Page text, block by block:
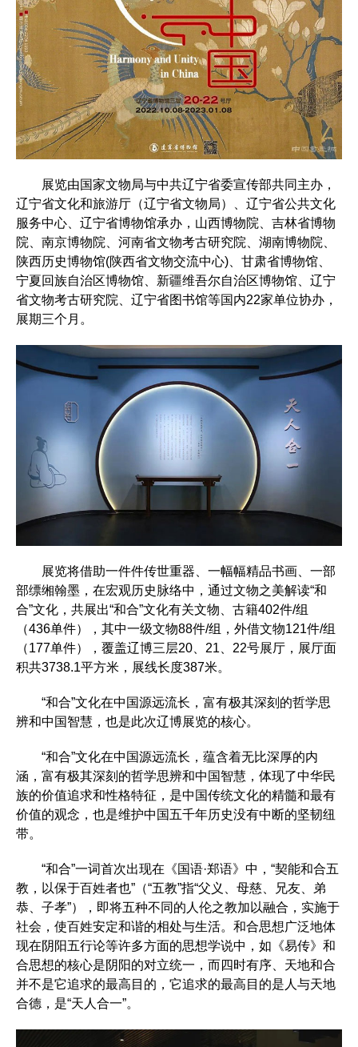
展览由国家文物局与中共辽宁省委宣传部共同主办，
辽宁省文化和旅游厅（辽宁省文物局）、辽宁省公共文化
服务中心、辽宁省博物馆承办，山西博物院、吉林省博物
院、南京博物院、河南省文物考古研究院、湖南博物院、
陕西历史博物馆(陕西省文物交流中心)、甘肃省博物馆、
宁夏回族自治区博物馆、新疆维吾尔自治区博物馆、辽宁
省文物考古研究院、辽宁省图书馆等国内22家单位协办，
展期三个月。
展览将借助一件件传世重器、一幅幅精品书画、一部
部缥缃翰墨，在宏观历史脉络中，通过文物之美解读“和
合”文化，共展出“和合”文化有关文物、古籍402件/组
（436单件），其中一级文物88件/组，外借文物121件/组
（177单件），覆盖辽博三层20、21、22号展厅，展厅面
积共3738.1平方米，展线长度387米。
“和合”文化在中国源远流长，富有极其深刻的哲学思
辨和中国智慧，也是此次辽博展览的核心。
“和合”文化在中国源远流长，蕴含着无比深厚的内
涵，富有极其深刻的哲学思辨和中国智慧，体现了中华民
族的价值追求和性格特征，是中国传统文化的精髓和最有
价值的观念，也是维护中国五千年历史没有中断的坚韧纽
带。
“和合”一词首次出现在《国语·郑语》中，“契能和合五
教，以保于百姓者也”（“五教”指“父义、母慈、兄友、弟
恭、子孝”），即将五种不同的人伦之教加以融合，实施于
社会，使百姓安定和谐的相处与生活。和合思想广泛地体
现在阴阳五行论等许多方面的思想学说中，如《易传》和
合思想的核心是阴阳的对立统一，而四时有序、天地和合
并不是它追求的最高目的，它追求的最高目的是人与天地
合德，是“天人合一”。